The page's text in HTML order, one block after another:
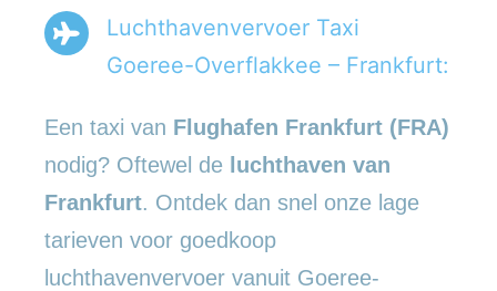
Luchthavenvervoer Taxi
Goeree-Overflakkee – Frankfurt:
Een taxi van Flughafen Frankfurt (FRA)
nodig? Oftewel de luchthaven van
Frankfurt. Ontdek dan snel onze lage
tarieven voor goedkoop
luchthavenvervoer vanuit Goeree-